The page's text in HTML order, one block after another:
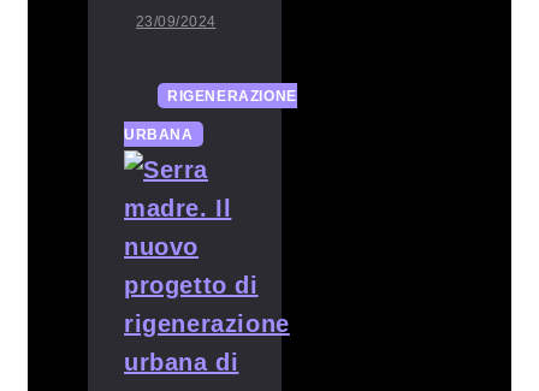
23/09/2024
RIGENERAZIONE
URBANA